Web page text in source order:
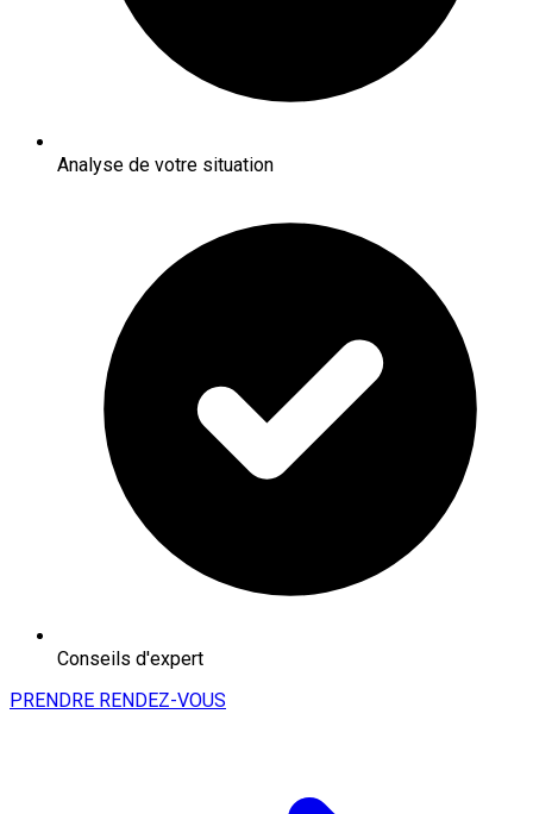
Analyse de votre situation
Conseils d'expert
PRENDRE RENDEZ-VOUS